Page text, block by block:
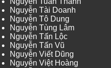
Nguyễn Tài Doanh
Nguyễn Tô Dung
Nguyễn Tùng Lâm
Nguyễn Tấn Lộc
Nguyễn Tấn Vũ
Nguyễn Viết Dũng
Nguyễn Việt Hoàng